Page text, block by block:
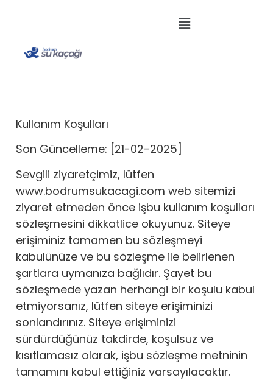
Kullanım Koşulları
Son Güncelleme: [21-02-2025]
Sevgili ziyaretçimiz, lütfen
www.bodrumsukacagi.com web sitemizi
ziyaret etmeden önce işbu kullanım koşulları
sözleşmesini dikkatlice okuyunuz. Siteye
erişiminiz tamamen bu sözleşmeyi
kabulünüze ve bu sözleşme ile belirlenen
şartlara uymanıza bağlıdır. Şayet bu
sözleşmede yazan herhangi bir koşulu kabul
etmiyorsanız, lütfen siteye erişiminizi
sonlandırınız. Siteye erişiminizi
sürdürdüğünüz takdirde, koşulsuz ve
kısıtlamasız olarak, işbu sözleşme metninin
tamamını kabul ettiğiniz varsayılacaktır.